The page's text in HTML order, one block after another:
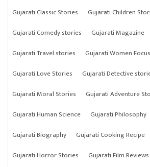
Gujarati Classic Stories
Gujarati Children
Gujarati Comedy stories
Gujarati Magazine
Gujarati Travel stories
Gujarati Women
Gujarati Love Stories
Gujarati Detective
Gujarati Moral Stories
Gujarati Adventure
Gujarati Human Science
Gujarati Philosophy
Gujarati Biography
Gujarati Cooking Recipe
Gujarati Horror Stories
Gujarati Film Reviews